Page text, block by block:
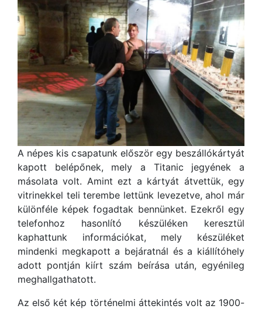
A népes kis csapatunk először egy beszállókártyát
kapott belépőnek, mely a Titanic jegyének a
másolata volt. Amint ezt a kártyát átvettük, egy
vitrinekkel teli terembe lettünk levezetve, ahol már
különféle képek fogadtak bennünket. Ezekről egy
telefonhoz hasonlító készüléken keresztül
kaphattunk információkat, mely készüléket
mindenki megkapott a bejáratnál és a kiállítóhely
adott pontján kiírt szám beírása után, egyénileg
meghallgathatott.
Az első két kép történelmi áttekintés volt az 1900-